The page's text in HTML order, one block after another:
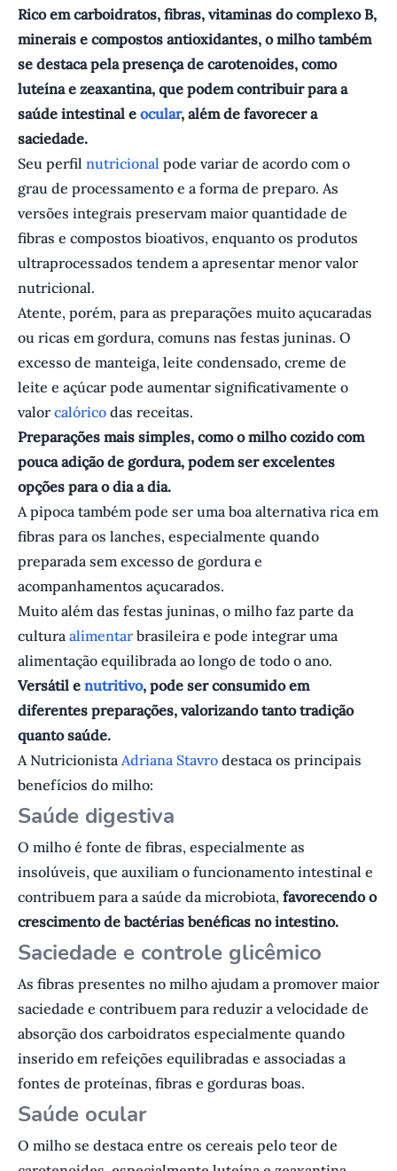
Rico em carboidratos, fibras, vitaminas do complexo B,
minerais e compostos antioxidantes, o milho também
se destaca pela presença de carotenoides, como
luteína e zeaxantina, que podem contribuir para a
saúde intestinal e ocular, além de favorecer a
saciedade.
Seu perfil nutricional pode variar de acordo com o
grau de processamento e a forma de preparo. As
versões integrais preservam maior quantidade de
fibras e compostos bioativos, enquanto os produtos
ultraprocessados tendem a apresentar menor valor
nutricional.
Atente, porém, para as preparações muito açucaradas
ou ricas em gordura, comuns nas festas juninas. O
excesso de manteiga, leite condensado, creme de
leite e açúcar pode aumentar significativamente o
valor calórico das receitas.
Preparações mais simples, como o milho cozido com
pouca adição de gordura, podem ser excelentes
opções para o dia a dia.
A pipoca também pode ser uma boa alternativa rica em
fibras para os lanches, especialmente quando
preparada sem excesso de gordura e
acompanhamentos açucarados.
Muito além das festas juninas, o milho faz parte da
cultura alimentar brasileira e pode integrar uma
alimentação equilibrada ao longo de todo o ano.
Versátil e nutritivo, pode ser consumido em
diferentes preparações, valorizando tanto tradição
quanto saúde.
A Nutricionista Adriana Stavro destaca os principais
benefícios do milho:
Saúde digestiva
O milho é fonte de fibras, especialmente as
insolúveis, que auxiliam o funcionamento intestinal e
contribuem para a saúde da microbiota, favorecendo o
crescimento de bactérias benéficas no intestino.
Saciedade e controle glicêmico
As fibras presentes no milho ajudam a promover maior
saciedade e contribuem para reduzir a velocidade de
absorção dos carboidratos especialmente quando
inserido em refeições equilibradas e associadas a
fontes de proteínas, fibras e gorduras boas.
Saúde ocular
O milho se destaca entre os cereais pelo teor de